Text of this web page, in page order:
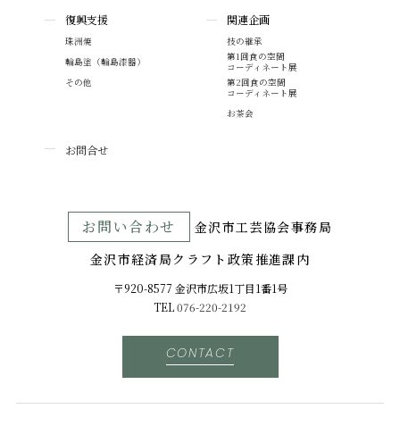
復興支援
珠洲焼
輪島塗（輪島漆器）
その他
関連企画
技の継承
第1回食の空間
コーディネート展
第2回食の空間
コーディネート展
お茶会
お問合せ
お問い合わせ
⾦沢市⼯芸協会事務局
金沢市経済局クラフト政策推進課内
〒920-8577 ⾦沢市広坂1丁目1番1号
TEL076-220-2192
CONTACT